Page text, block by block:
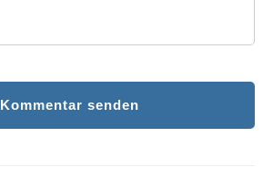
Kommentar senden